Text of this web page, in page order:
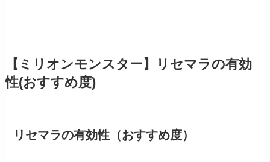
【ミリオンモンスター】リセマラの有効
性(おすすめ度)
リセマラの有効性（おすすめ度）